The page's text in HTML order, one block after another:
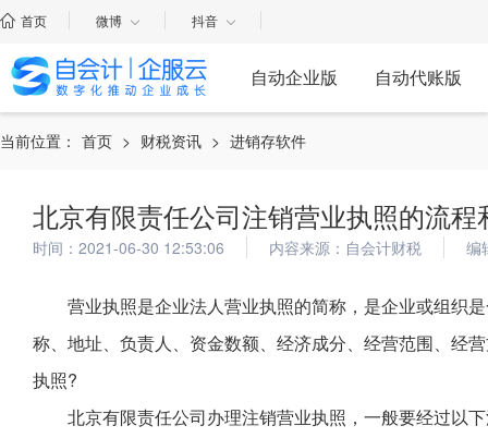
首页 微博 抖音
自动企业版 自动代账版
当前位置： 首页 > 财税资讯 > 进销存软件
北京有限责任公司注销营业执照的流程
时间：2021-06-30 12:53:06 内容来源：自会计财税 编
营业执照是企业法人营业执照的简称，是企业或组织
称、地址、负责人、资金数额、经济成分、经营范围、经
执照?
北京有限责任公司办理注销营业执照，一般要经过以